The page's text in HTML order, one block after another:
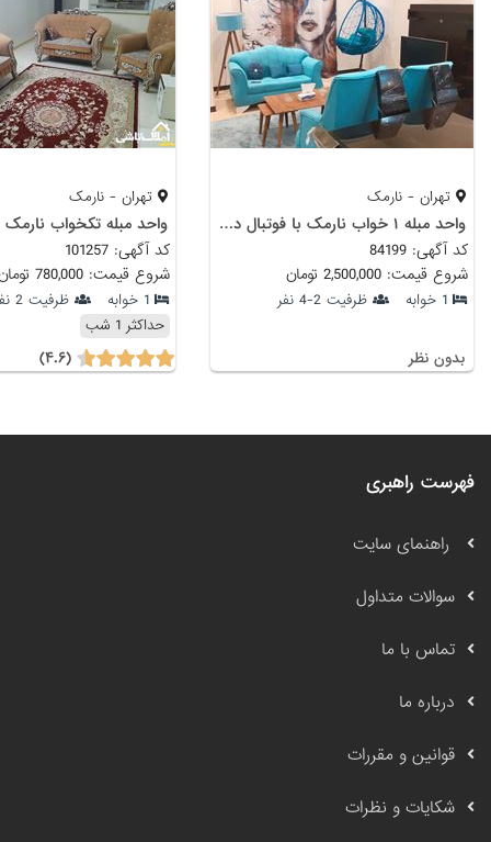
تهران - نارمک
واحد مبله ۱ خواب نارمک با فوتبال دستی
کد آگهی: 84199
شروع قیمت: 2,500,000 تومان
1 خوابه ظرفیت 2-4 نفر
بدون نظر
تهران - نارمک
واحد مبله تکخواب نارمک
کد آگهی: 101257
شروع قیمت: 780,000 تومان
1 خوابه
ظرفیت 2 نفر
حداکثر 1 شب
(۴.۶)
فهرست راهبری
راهنمای سایت
سوالات متداول
تماس با ما
درباره ما
قوانین و مقررات
شکایات و نظرات